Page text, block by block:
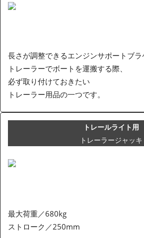
長さが調整できるエンジンサポートブラ
トレーラーでボートを運搬する際、
必ず取り付けておきたい
トレーラー用品の一つです。
トレールライト用
トレーラージャッキ
最大荷重／680kg
ストローク／250mm